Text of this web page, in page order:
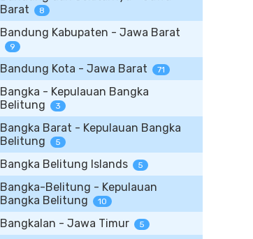
Barat
8
Bandung Kabupaten - Jawa Barat
9
Bandung Kota - Jawa Barat 71
Bangka - Kepulauan Bangka
Belitung
3
Bangka Barat - Kepulauan Bangka
Belitung
5
Bangka Belitung Islands 5
Bangka-Belitung - Kepulauan
Bangka Belitung
10
Bangkalan - Jawa Timur 5